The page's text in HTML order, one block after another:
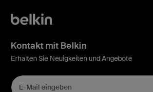
Kontakt mit Belkin
Erhalten Sie Neuigkeiten und Angebote